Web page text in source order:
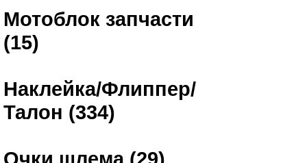
Мотоблок запчасти
(15)
Наклейка/Флиппер/
Талон (334)